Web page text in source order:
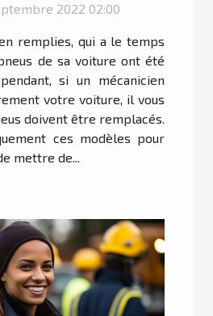
2022 02:00
remplies, qui a le temps
de sa voiture ont été
si un mécanicien
votre voiture, il vous
doivent être remplacés.
ces modèles pour
mettre de...